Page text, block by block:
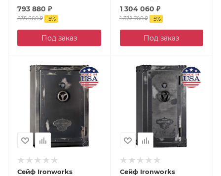
793 880 ₽
835 660₽ -5%
Под заказ
1 304 060 ₽
1 372 700₽ -5%
Под заказ
Сейф Ironworks
Сейф Ironworks